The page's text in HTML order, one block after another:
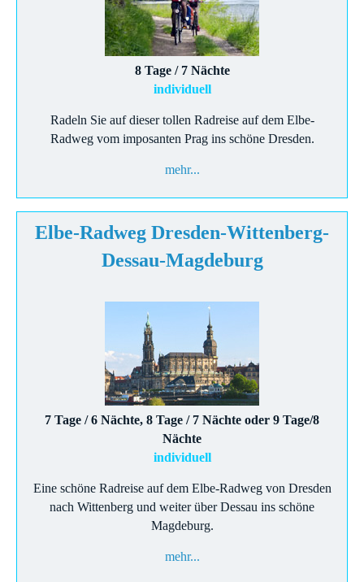
8 Tage / 7 Nächte
individuell
Radeln Sie auf dieser tollen Radreise auf dem Elbe-
Radweg vom imposanten Prag ins schöne Dresden.
mehr...
Elbe-Radweg Dresden-Wittenberg-
Dessau-Magdeburg
7 Tage / 6 Nächte, 8 Tage / 7 Nächte oder 9 Tage/8
Nächte
individuell
Eine schöne Radreise auf dem Elbe-Radweg von Dresden
nach Wittenberg und weiter über Dessau ins schöne
Magdeburg.
mehr...